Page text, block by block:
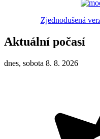
Zjednodušená
Aktuální počasí
dnes, sobota 8. 8. 2026